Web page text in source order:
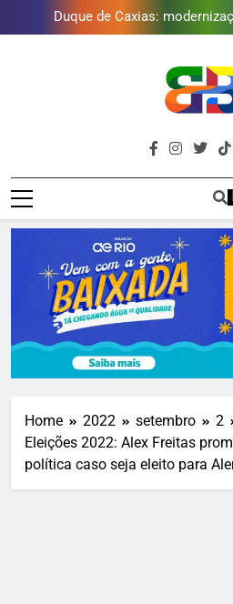
Golfe e fortalece projeto que
Duque de Caxias:
tratamento reforça
Guanabara tem diversas
Golfe e fortalece projeto que
Duque de Caxias:
tratamento reforça
Guanabara tem diversas
presentear o seu pai. Descubra
Gastro Samba reúne Nosso
Baixada
Home 2022 setembro
2
Eleições 2022: Alex Freitas
política caso seja eleito para